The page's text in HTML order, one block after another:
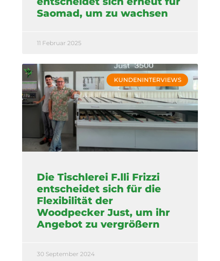
Saomad, um zu wachsen
11 Februar 2025
KUNDENINTERVIEWS
Die Tischlerei F.lli Frizzi
entscheidet sich für die
Flexibilität der
Woodpecker Just, um ihr
Angebot zu vergrößern
30 September 2024